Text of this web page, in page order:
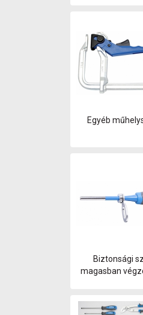
Egyéb
Biztonsági
magasban